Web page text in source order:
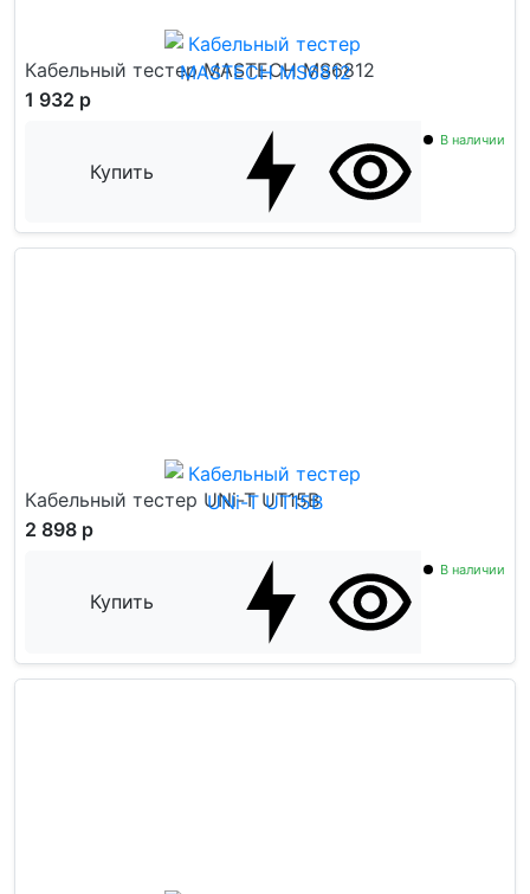
Кабельный тестер MASTECH MS6812
1 932 р
Купить
В наличии
Кабельный тестер UNi-T UT15B
2 898 р
Купить
В наличии